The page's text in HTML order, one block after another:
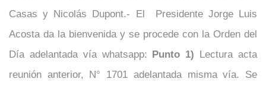
Casas y Nicolás Dupont.- El Presidente Jorge Luis
Acosta da la bienvenida y se procede con la Orden del
Día adelantada vía whatsapp: Punto 1) Lectura acta
reunión anterior, N° 1701 adelantada misma vía. Se